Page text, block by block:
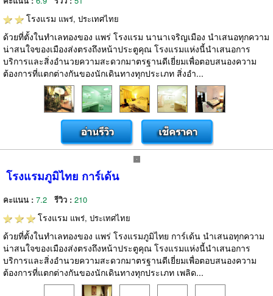
โรงแรม แพร่, ประเทศไทย
ด้วยที่ตั้งในทำเลทองของ แพร่ โรงแรม นานาเจริญเมือง นำเสนอทุกความ
น่าสนใจของเมืองส่งตรงถึงหน้าประตูคุณ โรงแรมแห่งนี้นำเสนอการ
บริการและสิ่งอำนวยความสะดวกมาตรฐานดีเยี่ยมเพื่อตอบสนองความ
ต้องการที่แตกต่างกันของนักเดินทางทุกประเภท สิ่งอำ...
โรงแรมภูมิไทย การ์เด้น
คะแนน : 7.2 รีวิว : 210
โรงแรม แพร่, ประเทศไทย
ด้วยที่ตั้งในทำเลทองของ แพร่ โรงแรมภูมิไทย การ์เด้น นำเสนอทุกความ
น่าสนใจของเมืองส่งตรงถึงหน้าประตูคุณ โรงแรมแห่งนี้นำเสนอการ
บริการและสิ่งอำนวยความสะดวกมาตรฐานดีเยี่ยมเพื่อตอบสนองความ
ต้องการที่แตกต่างกันของนักเดินทางทุกประเภท เพลิด...